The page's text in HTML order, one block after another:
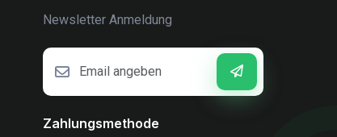
Newsletter Anmeldung
Zahlungsmethode